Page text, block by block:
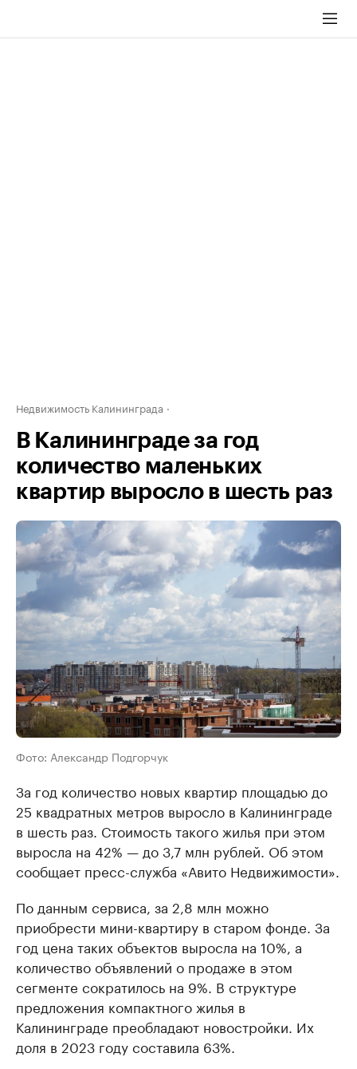
Недвижимость Калининграда
В Калининграде за год
количество маленьких
квартир выросло в шесть раз
Фото: Александр Подгорчук
За год количество новых квартир площадью до
25 квадратных метров выросло в Калининграде
в шесть раз. Стоимость такого жилья при этом
выросла на 42% — до 3,7 млн рублей. Об этом
сообщает пресс-служба «Авито Недвижимости».
По данным сервиса, за 2,8 млн можно
приобрести мини-квартиру в старом фонде. За
год цена таких объектов выросла на 10%, а
количество объявлений о продаже в этом
сегменте сократилось на 9%. В структуре
предложения компактного жилья в
Калининграде преобладают новостройки. Их
доля в 2023 году составила 63%.